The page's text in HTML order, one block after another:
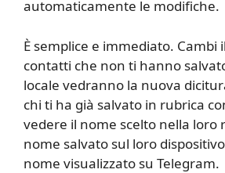
automaticamente le modifiche.
È semplice e immediato. Cambi
contatti che non ti hanno
locale vedranno la nuova
chi ti ha già salvato in rubrica
vedere il nome scelto nella loro
nome salvato sul loro
nome visualizzato su Telegram.